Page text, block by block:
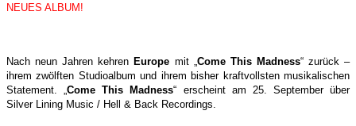
NEUES ALBUM!
Nach neun Jahren kehren Europe mit „ Come This Madness“ zurück –
ihrem zwölften Studioalbum und ihrem bisher kraftvollsten musikalischen
Statement. „Come This Madness“ erscheint am 25. September über
Silver Lining Music / Hell & Back Recordings.